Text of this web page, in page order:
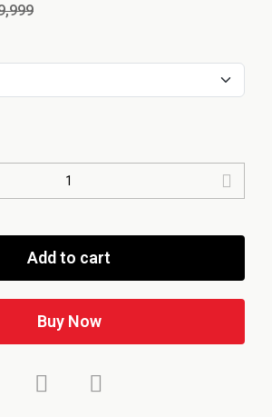
Add to cart
Buy Now